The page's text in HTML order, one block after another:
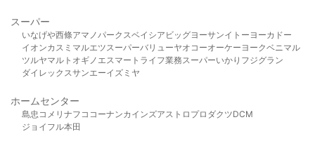
スーパー
いなげや西條アマノパークスベイシア ビッグヨーサンイトーヨーカドー
イオンカスミ マルエツスーパーバリューヤオコーオーケー ヨークベニマル
ツルヤマルト オギノ エスマート ライフ業務スーパーいかり フジグラン
ダイレックスサンエーイズミヤ
ホームセンター
島忠 コメリ ナフコ コーナンカインズアストロプロダクツDCM
ジョイフル本田